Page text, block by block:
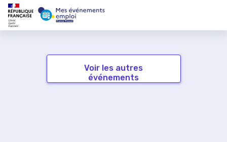
Voir les autres
événements